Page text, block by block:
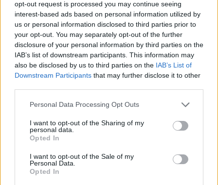
opt-out request is processed you may continue seeing
interest-based ads based on personal information utilized by
us or personal information disclosed to third parties prior to
your opt-out. You may separately opt-out of the further
disclosure of your personal information by third parties on the
IAB’s list of downstream participants. This information may
also be disclosed by us to third parties on the IAB’s List of
Downstream Participants that may further disclose it to other
Personal Data Processing Opt Outs
I want to opt-out of the Sharing of my
personal data.
Opted In
I want to opt-out of the Sale of my
Personal Data.
Opted In
Sakartvelo sostinėje
mitinguoja tūkstančiai
Pratybos prasidėjo bendra oro desanto